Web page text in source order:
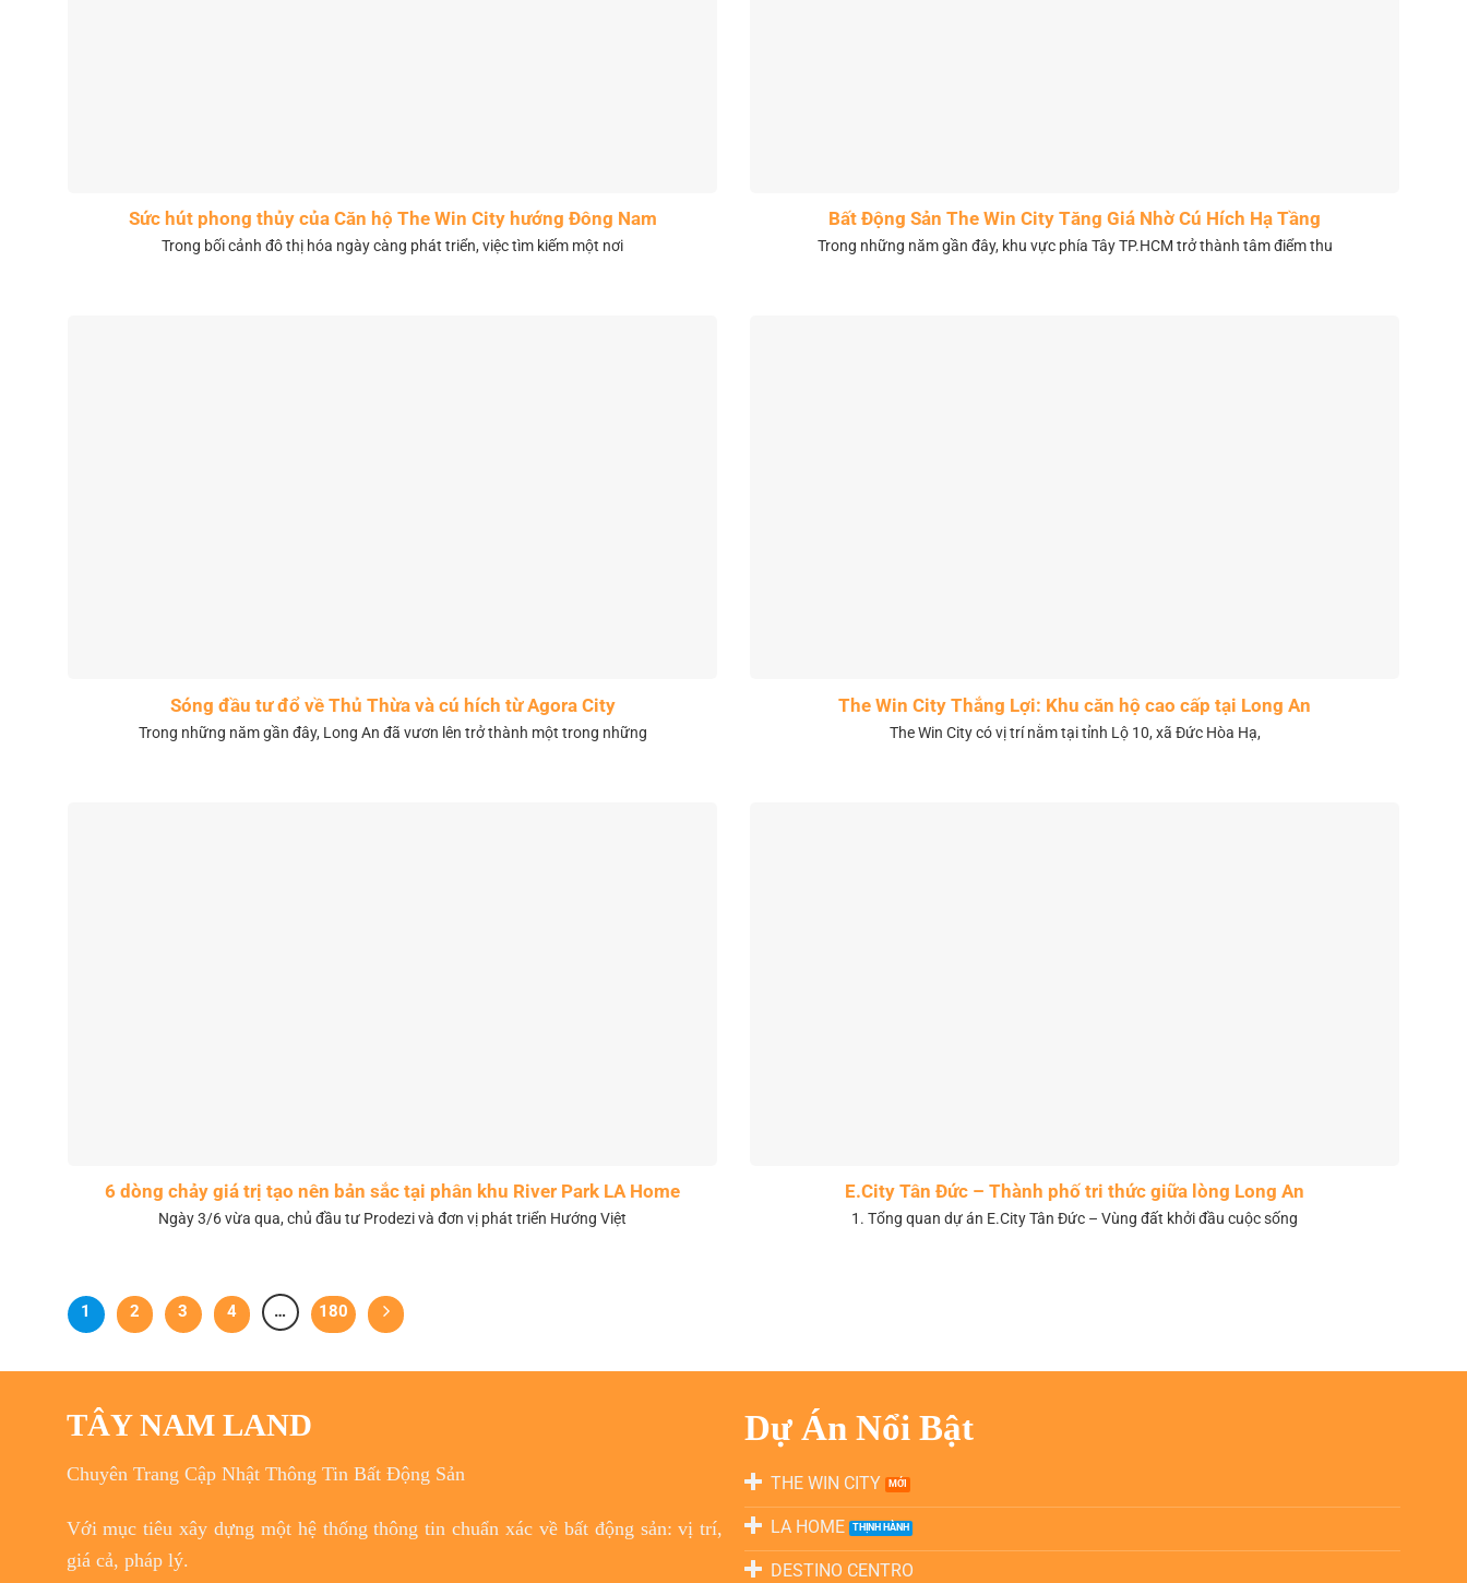
Sức hút phong thủy của Căn hộ The Win City hướng Đông Nam
Trong bối cảnh đô thị hóa ngày càng phát triển, việc tìm kiếm một nơi
Bất Động Sản The Win City Tăng Giá Nhờ Cú Hích Hạ Tầng
Trong những năm gần đây, khu vực phía Tây TP.HCM trở thành tâm điểm thu
Sóng đầu tư đổ về Thủ Thừa và cú hích từ Agora City
Trong những năm gần đây, Long An đã vươn lên trở thành một trong những
The Win City Thắng Lợi: Khu căn hộ cao cấp tại Long An
The Win City có vị trí nằm tại tỉnh Lộ 10, xã Đức Hòa Hạ,
6 dòng chảy giá trị tạo nên bản sắc tại phân khu River Park LA Home
Ngày 3/6 vừa qua, chủ đầu tư Prodezi và đơn vị phát triển Hướng Việt
E.City Tân Đức – Thành phố tri thức giữa lòng Long An
1. Tổng quan dự án E.City Tân Đức – Vùng đất khởi đầu cuộc sống
1 2 3 4 … 180
TÂY NAM LAND
Chuyên Trang Cập Nhật Thông Tin Bất Động Sản
Vớimục tiêu xây dựng một hệ thống thông tin chuẩn xác về bất động sản: vị trí,
giá cả, pháp lý.
Dự Án Nổi Bật
THE WIN CITY
LA HOME
DESTINO CENTRO